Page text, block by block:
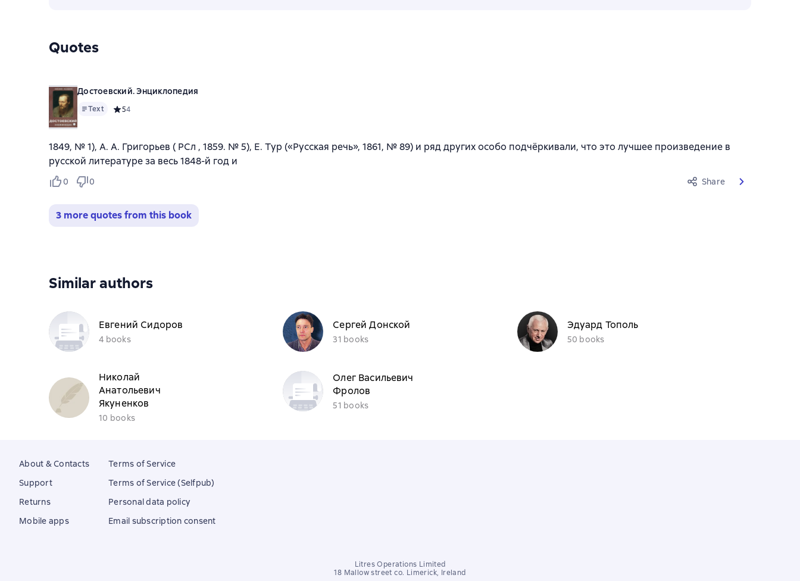
Quotes
Достоевский. Энциклопедия
Text Средний рейтинг 5 на основе 4 оценок
54
1849, № 1), А. А. Григорьев ( РСл , 1859. № 5), Е. Тур («Русская речь», 1861, № 89) и ряд других особо подчёркивали, что это лучшее произведение в
русской литературе за весь 1848-й год и
0 0 Share
3 more quotes from this book
Similar authors
Евгений Сидоров
4 books
Сергей Донской
31 books
Эдуард Тополь
50 books
Николай
Анатольевич
Якуненков
10 books
Олег Васильевич
Фролов
51 books
About & Contacts
Support
Returns
Mobile apps
Terms of Service
Terms of Service (Selfpub)
Personal data policy
Email subscription consent
Litres Operations Limited
18 Mallow street co. Limerick, Ireland